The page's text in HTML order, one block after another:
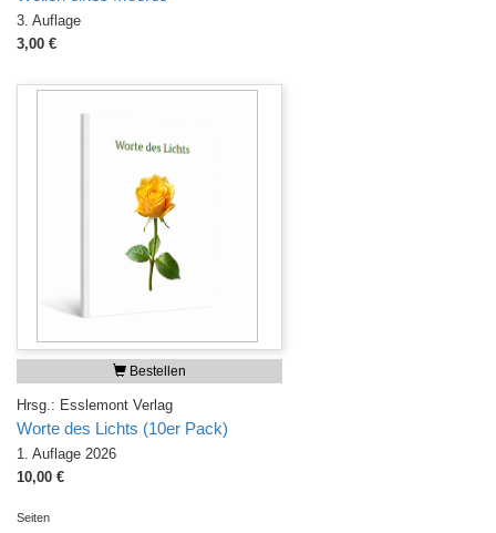
3. Auflage
3,00 €
Bestellen
Hrsg.: Esslemont Verlag
Worte des Lichts (10er Pack)
1. Auflage 2026
10,00 €
Seiten